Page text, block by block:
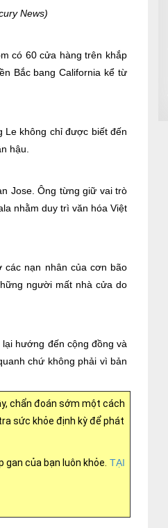
News)
có 60 cửa hàng trên khắp
Bắc bang California kể từ
Le không chỉ được biết đến
hậu.
Jose. Ông từng giữ vai trò
nhằm duy trì văn hóa Việt
các nạn nhân của cơn bão
người mất nhà cửa do
hướng đến cộng đồng và
chứ không phải vì bản
chẩn đoán sớm một cách
sức khỏe định kỳ để phát
của bạn luôn khỏe. TẠI